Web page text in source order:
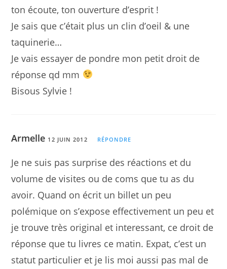
ton écoute, ton ouverture d’esprit !
Je sais que c’était plus un clin d’oeil & une
taquinerie…
Je vais essayer de pondre mon petit droit de
réponse qd mm
Bisous Sylvie !
Armelle 12 JUIN 2012 RÉPONDRE
Je ne suis pas surprise des réactions et du
volume de visites ou de coms que tu as du
avoir. Quand on écrit un billet un peu
polémique on s’expose effectivement un peu et
je trouve très original et interessant, ce droit de
réponse que tu livres ce matin. Expat, c’est un
statut particulier et je lis moi aussi pas mal de